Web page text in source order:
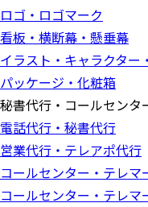
ロゴ・ロゴマーク
看板・横断幕・懸垂幕
イラスト・キャラクター
パッケージ・化粧箱
秘書代行・コールセンタ
電話代行・秘書代行
営業代行・テレアポ代行
コールセンター・テレマ
コールセンター・テレマ